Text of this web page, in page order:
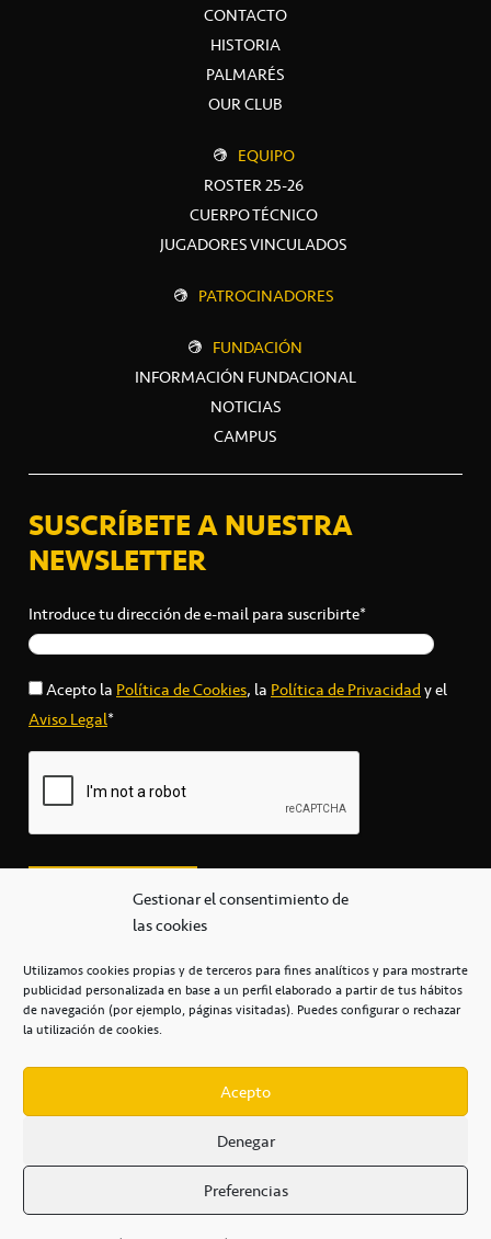
Gestionar el consentimiento de
las cookies
Utilizamos cookies propias y de terceros para fines analíticos y para mostrarte
publicidad personalizada en base a un perfil elaborado a partir de tus hábitos
de navegación (por ejemplo, páginas visitadas). Puedes configurar o rechazar
la utilización de cookies.
Acepto
Denegar
Preferencias
CONTACTO
HISTORIA
PALMARÉS
OUR CLUB
EQUIPO
ROSTER 25-26
CUERPO TÉCNICO
JUGADORES VINCULADOS
PATROCINADORES
FUNDACIÓN
INFORMACIÓN FUNDACIONAL
NOTICIAS
CAMPUS
SUSCRÍBETE A NUESTRA
NEWSLETTER
Introduce tu dirección de e-mail para suscribirte*
Acepto la Política de Cookies, la Política de Privacidady el
Aviso Legal*
secretaria@cbcanarias.es
+34 922 253 684
Casa del Deporte / 38108 – La Laguna
POLÍTICA DE PRIVACIDAD / POLÍTICA DE COOKIES /
AVISO LEGAL / CONDICIONES